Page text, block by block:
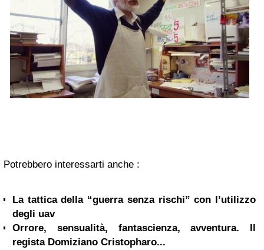
Potrebbero interessarti anche :
La tattica della “guerra senza rischi” con l’utilizzo
degli uav
Orrore, sensualità, fantascienza, avventura. Il
regista Domiziano Cristopharo...